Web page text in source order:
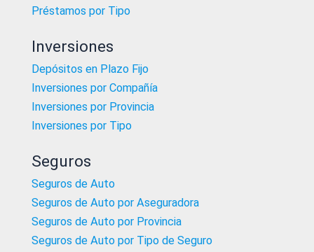
Préstamos por Tipo
Inversiones
Depósitos en Plazo Fijo
Inversiones por Compañía
Inversiones por Provincia
Inversiones por Tipo
Seguros
Seguros de Auto
Seguros de Auto por Aseguradora
Seguros de Auto por Provincia
Seguros de Auto por Tipo de Seguro